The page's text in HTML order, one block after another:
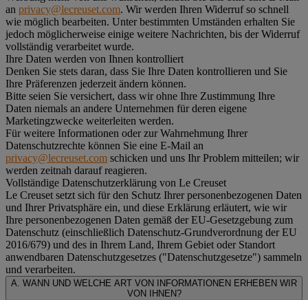
an privacy@lecreuset.com. Wir werden Ihren Widerruf so schnell
wie möglich bearbeiten. Unter bestimmten Umständen erhalten Sie
jedoch möglicherweise einige weitere Nachrichten, bis der Widerruf
vollständig verarbeitet wurde.
Ihre Daten werden von Ihnen kontrolliert
Denken Sie stets daran, dass Sie Ihre Daten kontrollieren und Sie
Ihre Präferenzen jederzeit ändern können.
Bitte seien Sie versichert, dass wir ohne Ihre Zustimmung Ihre
Daten niemals an andere Unternehmen für deren eigene
Marketingzwecke weiterleiten werden.
Für weitere Informationen oder zur Wahrnehmung Ihrer
Datenschutzrechte können Sie eine E-Mail an
privacy@lecreuset.com schicken und uns Ihr Problem mitteilen; wir
werden zeitnah darauf reagieren.
Vollständige Datenschutzerklärung von Le Creuset
Le Creuset setzt sich für den Schutz Ihrer personenbezogenen Daten
und Ihrer Privatsphäre ein, und diese Erklärung erläutert, wie wir
Ihre personenbezogenen Daten gemäß der EU-Gesetzgebung zum
Datenschutz (einschließlich Datenschutz-Grundverordnung der EU
2016/679) und des in Ihrem Land, Ihrem Gebiet oder Standort
anwendbaren Datenschutzgesetzes ("Datenschutzgesetze") sammeln
und verarbeiten.
A. WANN UND WELCHE ART VON INFORMATIONEN ERHEBEN WIR
VON IHNEN?